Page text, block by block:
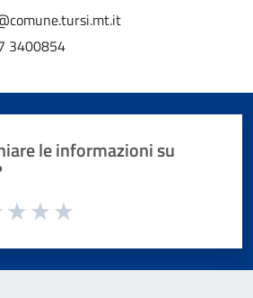
3400854
le informazioni su
pagina